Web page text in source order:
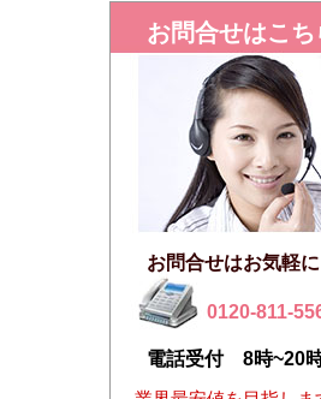
お問合せはこち
お問合せはお気軽に
0120-811-
電話受付 8時~20